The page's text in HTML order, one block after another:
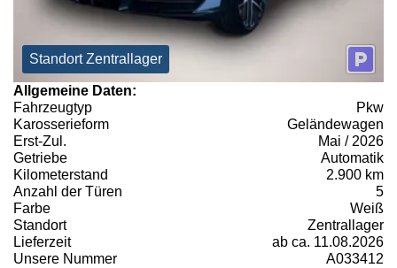
Standort Zentrallager
Allgemeine Daten:
Fahrzeugtyp
Pkw
Karosserieform
Geländewagen
Erst-Zul.
Mai / 2026
Getriebe
Automatik
Kilometerstand
2.900 km
Anzahl der Türen
5
Farbe
Weiß
Standort
Zentrallager
Lieferzeit
ab ca. 11.08.2026
Unsere Nummer
A033412